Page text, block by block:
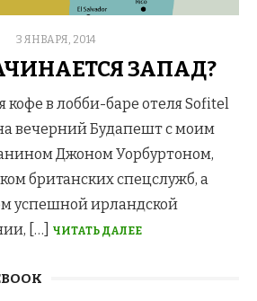
POSTED
3 ЯНВАРЯ, 2014
ЗАПАД?
в лобби-баре отеля Sofitel
вечерний Будапешт с моим
Джоном Уорбуртоном,
британских спецслужб, а
успешной ирландской
[…]
ЧИТАТЬ ДАЛЕЕ